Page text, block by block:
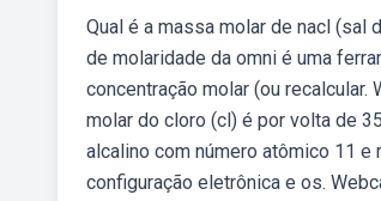
Qual é a massa molar de nacl (sal
de molaridade da omni é uma
concentração molar (ou
molar do cloro (cl) é por volta de
alcalino com número atômico 11
configuração eletrônica e os.